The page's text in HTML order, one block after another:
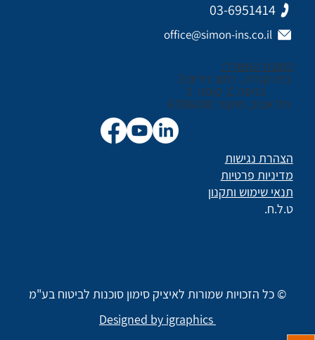
כתובת המשרד:
בית קנדה , רחוב נירים 3
כניסה C, קומה 3
תל אביב, מיקוד: 6706038
03-6951414
office@simon-ins.co.il
הצהרת נגישות
תנאי שימוש ותקנון
מדיניות פרטיות
ט.ל.ח.
Designed by igraphics
© כל הזכויות שמורות לאיציק סימון סוכנות לביטוח בע"מ